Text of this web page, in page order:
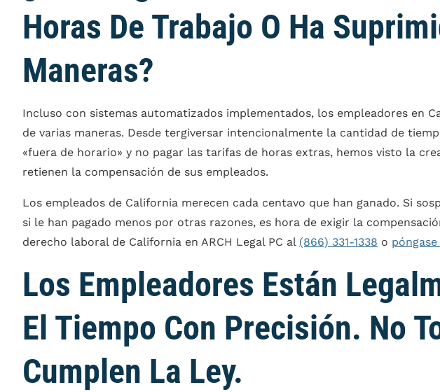
Horas De Trabajo O Ha
Maneras?
Incluso con sistemas automatizados implementados, los empleadores en
de varias maneras. Desde tergiversar intencionalmente la cantidad de
«fuera de horario» y no pagar las tarifas de horas extras, hemos visto la
retienen la compensación de sus empleados.
Los empleados de California merecen cada centavo que han ganado. Si
si le han pagado menos por otras razones, es hora de exigir la
derecho laboral de California en ARCH Legal PC al (866) 331-1338 o
Los Empleadores Están
El Tiempo Con Precisión. No
Cumplen La Ley.